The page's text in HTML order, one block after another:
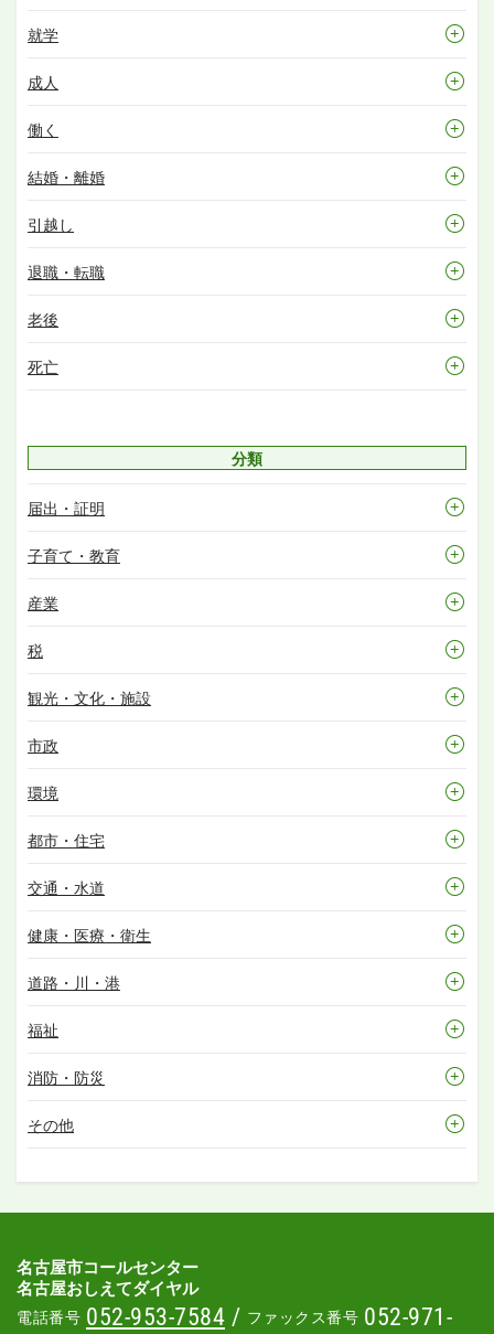
就学
成人
働く
結婚・離婚
引越し
退職・転職
老後
死亡
分類
届出・証明
子育て・教育
産業
税
観光・文化・施設
市政
環境
都市・住宅
交通・水道
健康・医療・衛生
道路・川・港
福祉
消防・防災
その他
名古屋市コールセンター
名古屋おしえてダイヤル
電話番号 052-953-7584 / ファックス番号 052-971-